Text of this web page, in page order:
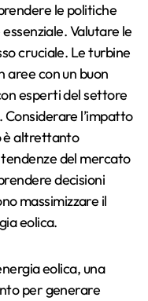
le politiche
Valutare le
cruciale. Le turbine
aree con un buon
esperti del settore
l’impatto
è altrettanto
del mercato
decisioni
massimizzare il
eolica.
eolica, una
per generare